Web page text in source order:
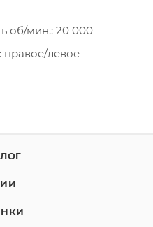
об/мин.: 20 000
левое